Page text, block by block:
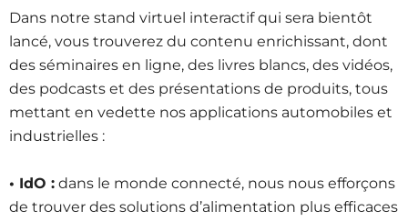
Dans notre stand virtuel interactif qui sera bientôt
lancé, vous trouverez du contenu enrichissant, dont
des séminaires en ligne, des livres blancs, des vidéos,
des podcasts et des présentations de produits, tous
mettant en vedette nos applications automobiles et
industrielles :
• IdO : dans le monde connecté, nous nous efforçons
de trouver des solutions d’alimentation plus efficaces